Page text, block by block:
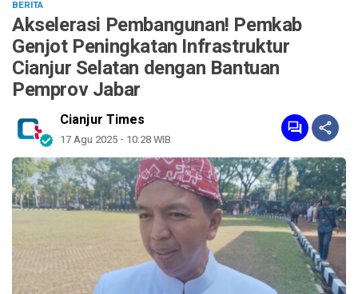
BERITA
Akselerasi Pembangunan! Pemkab
Genjot Peningkatan Infrastruktur
Cianjur Selatan dengan Bantuan
Pemprov Jabar
Cianjur Times
17 Agu 2025 - 10:28 WIB